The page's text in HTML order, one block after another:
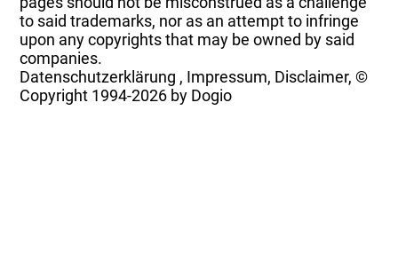
to said trademarks, nor as an attempt to infringe
upon any copyrights that may be owned by said
companies.
Datenschutzerklärung , Impressum, Disclaimer, ©
Copyright 1994-2026 by Dogio